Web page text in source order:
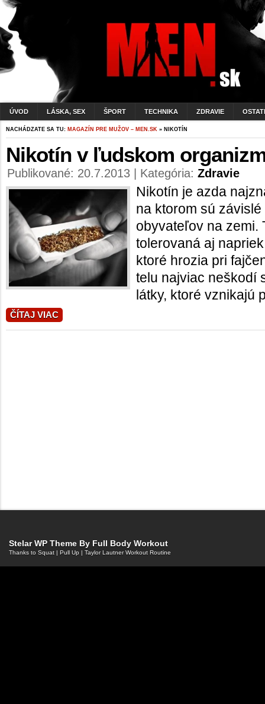
ÚVOD LÁSKA, SEX ŠPORT TECHNIKA ZDRAVIE
NACHÁDZATE SA TU: MAGAZÍN PRE MUŽOV – MEN.SK » NIKOTÍN
Nikotín v ľudskom
Publikované: 20.7.2013 | Kategória: Zdravie
Nikotín je azda
na ktorom sú
obyvateľov na zemi.
tolerovaná aj
ktoré hrozia pri
telu najviac neškodí
látky, ktoré vznikajú
ČÍTAJ VIAC
Stelar WP Theme By Full Body Workout
Thanks to Squat | Pull Up | Taylor Lautner Workout Routine